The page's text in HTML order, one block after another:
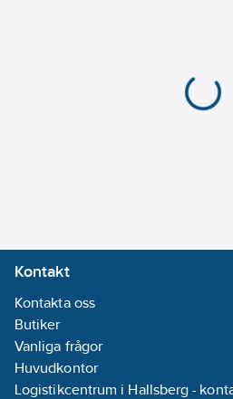
Kontakt
Kontakta oss
Butiker
Vanliga frågor
Huvudkontor
Logistikcentrum i Hallsberg -